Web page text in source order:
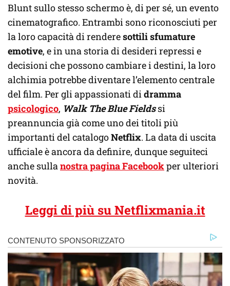
Blunt sullo stesso schermo è, di per sé, un evento
cinematografico. Entrambi sono riconosciuti per
la loro capacità di renderesottili sfumature
emotive, e in una storia di desideri repressi e
decisioni che possono cambiare i destini, la loro
alchimia potrebbe diventare l’elemento centrale
del film. Per gli appassionati didramma
psicologico, Walk The Blue Fieldssi
preannuncia già come uno dei titoli più
importanti del catalogoNetflix. La data di uscita
ufficiale è ancora da definire, dunque seguiteci
anche sullanostra pagina Facebookper ulteriori
novità.
Leggi di più su Netflixmania.it